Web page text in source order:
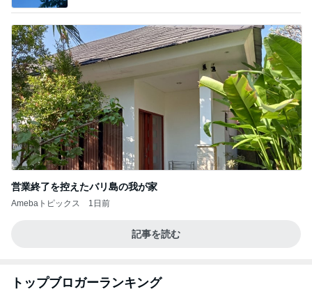
営業終了を控えたバリ島の我が家
Amebaトピックス 1日前
記事を読む
トップブロガーランキング